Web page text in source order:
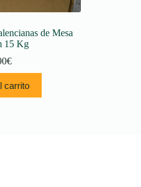
de Mesa
15 Kg
€
carrito